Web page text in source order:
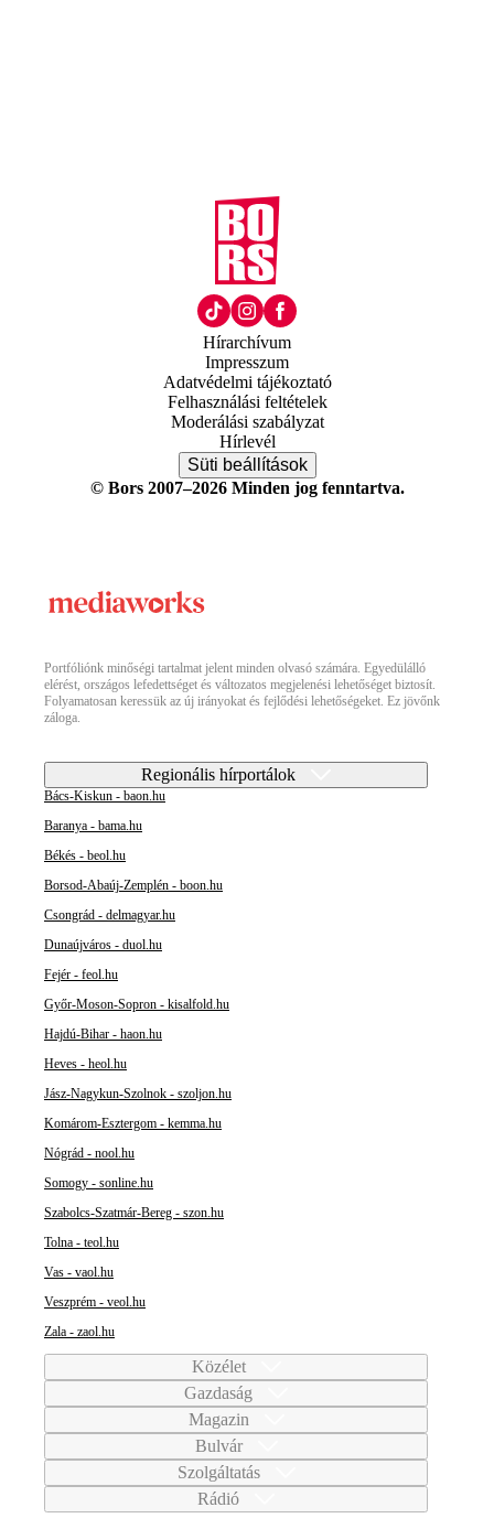
Hírarchívum
Impresszum
Adatvédelmi tájékoztató
Felhasználási feltételek
Moderálási szabályzat
Hírlevél
Süti beállítások
© Bors 2007–2026 Minden jog fenntartva.
Portfóliónk minőségi tartalmat jelent minden olvasó számára. Egyedülálló
elérést, országos lefedettséget és változatos megjelenési lehetőséget biztosít.
Folyamatosan keressük az új irányokat és fejlődési lehetőségeket. Ez jövőnk
záloga.
Regionális hírportálok
Bács-Kiskun - baon.hu
Baranya - bama.hu
Békés - beol.hu
Borsod-Abaúj-Zemplén - boon.hu
Csongrád - delmagyar.hu
Dunaújváros - duol.hu
Fejér - feol.hu
Győr-Moson-Sopron - kisalfold.hu
Hajdú-Bihar - haon.hu
Heves - heol.hu
Jász-Nagykun-Szolnok - szoljon.hu
Komárom-Esztergom - kemma.hu
Nógrád - nool.hu
Somogy - sonline.hu
Szabolcs-Szatmár-Bereg - szon.hu
Tolna - teol.hu
Vas - vaol.hu
Veszprém - veol.hu
Zala - zaol.hu
Közélet
Gazdaság
Magazin
Bulvár
Szolgáltatás
Rádió